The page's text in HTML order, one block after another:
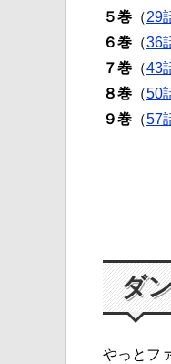
５巻 （29
６巻 （36
７巻 （43
８巻 （50
９巻 （57
ダ
やっとフ